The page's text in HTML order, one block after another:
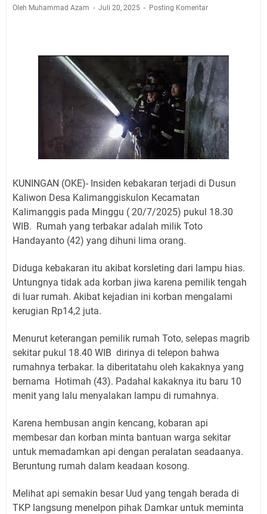
Polres Kuningan dan PAM Tirta Kamuning Salurakan
12 Ribu Liter
Uniku Jadi Tuan Rumah Pendampingan Penyusunan
Dokumen SPMI
Sudahkah Kita Merdeka Dari Hawa Nafsu?
Info Sembako di Pasar Kepuh Kuningan Kamis 6
Agustus 2026, Daging Naik, Telur Turun
2026 Ada Tiga, Tapi yang Bakal Dihadiri Hanya Satu
Ini Empat Lokasi Samsat Keliling Kuningan Jumat 7
Agustus 2026
Oleh Muhammad Azam Juli 20, 2025 Posting Komentar
KUNINGAN (OKE)- Insiden kebakaran terjadi di Dusun
Kaliwon Desa Kalimanggiskulon Kecamatan
Kalimanggis pada Minggu ( 20/7/2025) pukul 18.30
WIB. Rumah yang terbakar adalah milik Toto
Handayanto (42) yang dihuni lima orang.
Diduga kebakaran itu akibat korsleting dari lampu hias.
Untungnya tidak ada korban jiwa karena pemilik tengah
di luar rumah. Akibat kejadian ini korban mengalami
kerugian Rp14,2 juta.
Menurut keterangan pemilik rumah Toto, selepas magrib
sekitar pukul 18.40 WIB dirinya di telepon bahwa
rumahnya terbakar. Ia diberitatahu oleh kakaknya yang
bernama Hotimah (43). Padahal kakaknya itu baru 10
menit yang lalu menyalakan lampu di rumahnya.
Karena hembusan angin kencang, kobaran api
membesar dan korban minta bantuan warga sekitar
untuk memadamkan api dengan peralatan seadaanya.
Beruntung rumah dalam keadaan kosong.
Melihat api semakin besar Uud yang tengah berada di
TKP langsung menelpon pihak Damkar untuk meminta